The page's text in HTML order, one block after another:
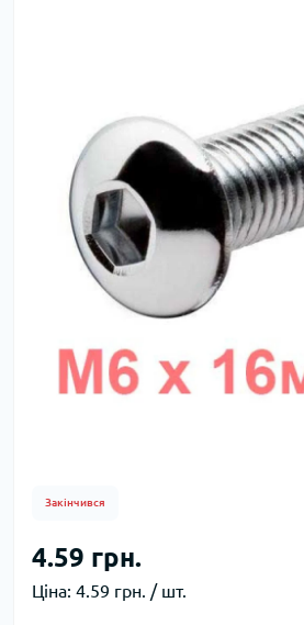
Закінчився
4.59 грн.
Ціна: 4.59 грн. / шт.